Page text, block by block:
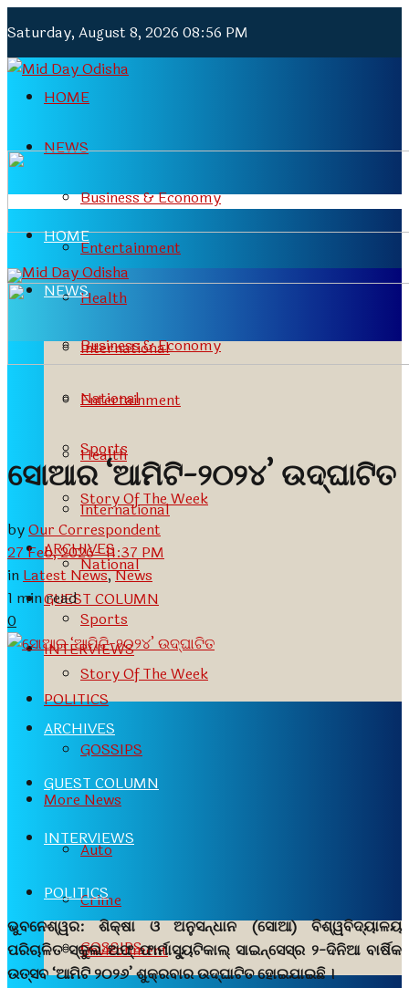
Saturday, August 8, 2026 08:56 PM
HOME
NEWS
Business & Economy
Entertainment
Health
International
National
Sports
Story Of The Week
ARCHIVES
GUEST COLUMN
INTERVIEWS
POLITICS
GOSSIPS
More News
Auto
Crime
Environment
HOME
NEWS
Business & Economy
Entertainment
Health
International
National
Sports
Story Of The Week
ARCHIVES
GUEST COLUMN
INTERVIEWS
POLITICS
GOSSIPS
ସୋଆର ‘ଆମିଟି-୨୦୨୪’ ଉଦ୍ଘାଟିତ
byOur Correspondent
27 Feb, 2026- 11:37 PM
in Latest News,News
1 min read
0
ଭୁବନେଶ୍ୱର:ଶିକ୍ଷା ଓ ଅନୁସନ୍ଧାନ (ସୋଆ) ବିଶ୍ୱବିଦ୍ୟାଳୟ
ପରିଚାଳିତ ସ୍କୁଲ ଅଫ୍ ଫାର୍ମାସୁ୍ୟଟିକାଲ୍ ସାଇନ୍ସେସ୍ର ୨-ଦିନିଆ ବାର୍ଷିକ
ଉତ୍ସବ ‘ଆମିଟି ୨୦୨୬’ ଶୁକ୍ରବାର ଉଦ୍ଘାଟିତ ହୋଇଯାଇଛି ।